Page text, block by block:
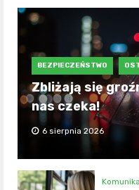
BEZPIECZEŃSTWO
Zbliżają się
nas czeka!
6 sierpnia 2026